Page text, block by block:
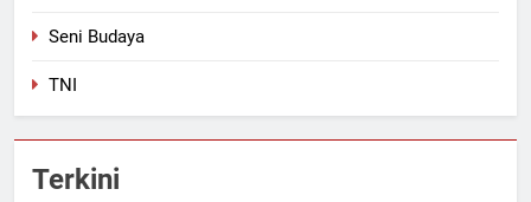
Seni Budaya
TNI
Terkini